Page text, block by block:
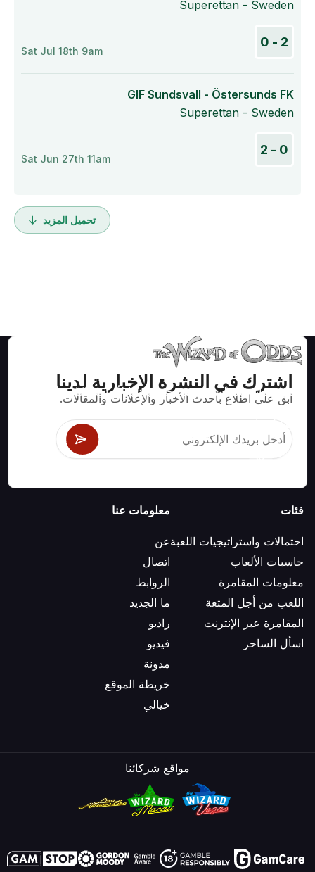
Superettan - Sweden
2 - 0
Sat Jul 18th 9am
GIF Sundsvall - Östersunds FK
Superettan - Sweden
0 - 2
Sat Jun 27th 11am
تحميل المزيد
اشترك في النشرة الإخبارية لدينا
ابق على اطلاع بأحدث الأخبار والإعلانات والمقالات.
استراتيجيات ومعلومات صحيحة رياضيا لألعاب الكازينو مثل
البلاك جاك وكرابس والروليت ومئات الألعاب الأخرى التي
يمكن لعبها.
فئات
احتمالات واستراتيجيات اللعبة
حاسبات الألعاب
معلومات المقامرة
اللعب من أجل المتعة
المقامرة عبر الإنترنت
اسأل الساحر
معلومات عنا
عن
اتصال
الروابط
ما الجديد
راديو
فيديو
مدونة
خريطة الموقع
خيالي
مواقع شركائنا